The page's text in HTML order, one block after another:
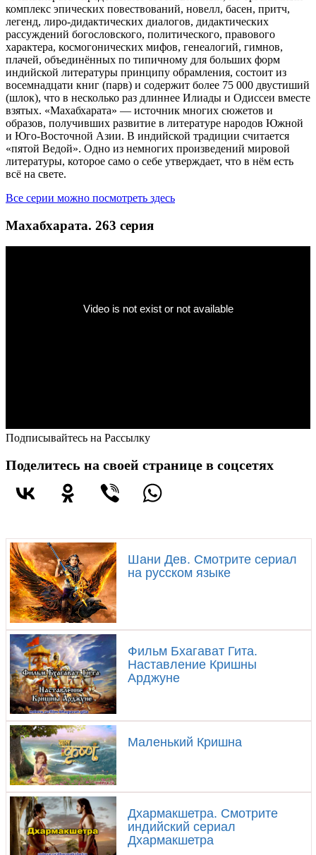
комплекс эпических повествований, новелл, басен, притч,
легенд, лиро-дидактических диалогов, дидактических
рассуждений богословского, политического, правового
характера, космогонических мифов, генеалогий, гимнов,
плачей, объединённых по типичному для больших форм
индийской литературы принципу обрамления, состоит из
восемнадцати книг (парв) и содержит более 75 000 двустиший
(шлок), что в несколько раз длиннее Илиады и Одиссеи вместе
взятых. «Махабхарата» — источник многих сюжетов и
образов, получивших развитие в литературе народов Южной
и Юго-Восточной Азии. В индийской традиции считается
«пятой Ведой». Одно из немногих произведений мировой
литературы, которое само о себе утверждает, что в нём есть
всё на свете.
Все серии можно посмотреть здесь
Махабхарата. 263 серия
Подписывайтесь на Рассылку
Поделитесь на своей странице в соцсетях
Шани Дев. Смотрите сериал
на русском языке
Фильм Бхагават Гита.
Наставление Кришны
Арджуне
Маленький Кришна
Дхармакшетра. Смотрите
индийский сериал
Дхармакшетра